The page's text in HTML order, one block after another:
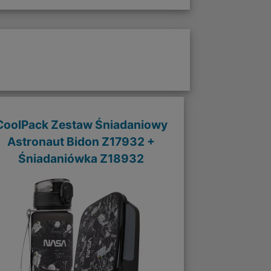
Zestaw Śniadaniowy
Astronaut Bidon Z17932 +
Śniadaniówka Z18932